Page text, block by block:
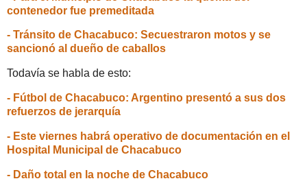
contenedor fue premeditada
- Tránsito de Chacabuco: Secuestraron motos y se
sancionó al dueño de caballos
Todavía se habla de esto:
- Fútbol de Chacabuco: Argentino presentó a sus dos
refuerzos de jerarquía
- Este viernes habrá operativo de documentación en el
Hospital Municipal de Chacabuco
- Daño total en la noche de Chacabuco